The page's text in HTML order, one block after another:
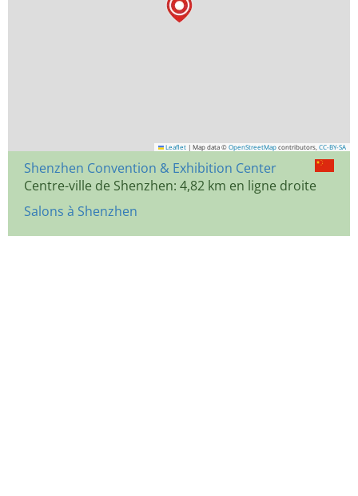
Leaflet | Map data © OpenStreetMap contributors, CC-BY-SA
Shenzhen Convention & Exhibition Center
Centre-ville de Shenzhen: 4,82 km en ligne droite
Salons à Shenzhen